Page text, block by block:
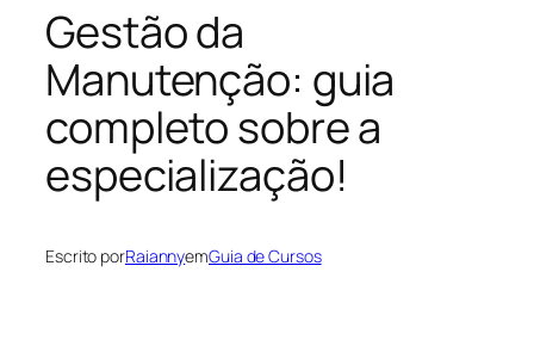
Gestão da
Manutenção: guia
completo sobre a
especialização!
Escrito porRaiannyemGuia de Cursos